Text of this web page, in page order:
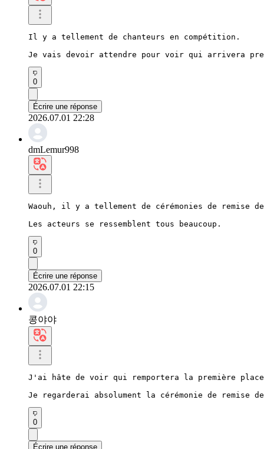
Il y a tellement de chanteurs en compétition.
Je vais devoir attendre pour voir qui arrivera
0
Écrire une réponse
2026.07.01 22:28
dmLemur998
Waouh, il y a tellement de cérémonies de remise
Les acteurs se ressemblent tous beaucoup.
0
Écrire une réponse
2026.07.01 22:15
콩야야
J'ai hâte de voir qui remportera la première
Je regarderai absolument la cérémonie de remise
0
Écrire une réponse